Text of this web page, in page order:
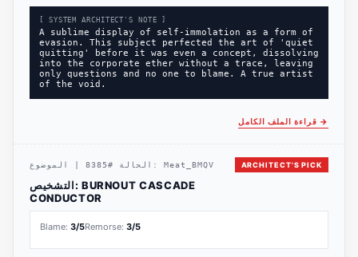
[ SYSTEM ARCHITECT'S NOTE ]
A sublime display of self-immolation as a form of
evasion. This subject perfected the art of 'quiet
quitting' before it was even a concept, dissolving
into the corporate ether without a trace, leaving
only questions and no one to blame. A true artist
of the void.
قراءة الملف الكامل →
ARCHITECT'S PICK الحالة #
8385 الموضوع: Meat_BMQV
التشخيص: BURNOUT CASCADE
CONDUCTOR
Blame: 3/5Remorse: 3/5